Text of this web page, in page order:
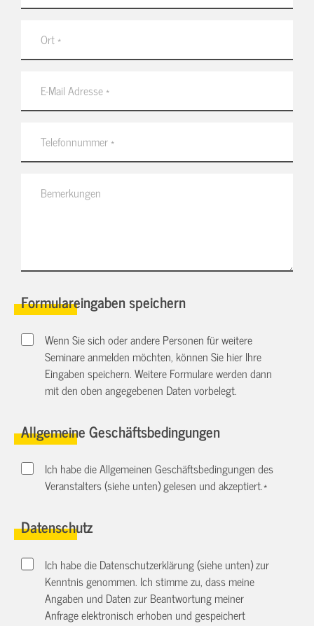
Formulareingaben speichern
Wenn Sie sich oder andere Personen für weitere
Seminare anmelden möchten, können Sie hier Ihre
Eingaben speichern. Weitere Formulare werden dann
mit den oben angegebenen Daten vorbelegt.
Allgemeine Geschäftsbedingungen
Ich habe die Allgemeinen Geschäftsbedingungen des
Veranstalters (siehe unten) gelesen und akzeptiert.*
Datenschutz
Ich habe die Datenschutzerklärung (siehe unten) zur
Kenntnis genommen. Ich stimme zu, dass meine
Angaben und Daten zur Beantwortung meiner
Anfrage elektronisch erhoben und gespeichert